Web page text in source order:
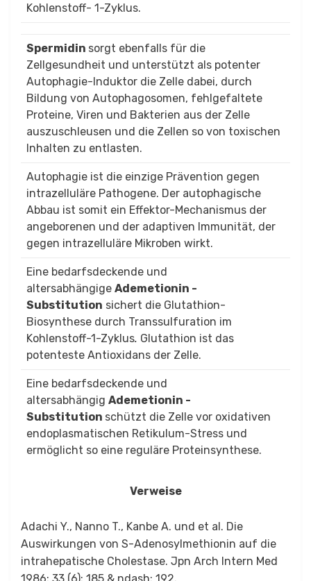
Kohlenstoff- 1-Zyklus.
Spermidin sorgt ebenfalls für die
Zellgesundheit und unterstützt als potenter
Autophagie-Induktor die Zelle dabei, durch
Bildung von Autophagosomen, fehlgefaltete
Proteine, Viren und Bakterien aus der Zelle
auszuschleusen und die Zellen so von toxischen
Inhalten zu entlasten.
Autophagie ist die einzige Prävention gegen
intrazelluläre Pathogene. Der autophagische
Abbau ist somit ein Effektor-Mechanismus der
angeborenen und der adaptiven Immunität, der
gegen intrazelluläre Mikroben wirkt.
Eine bedarfsdeckende und
altersabhängige Ademetionin -
Substitution sichert die Glutathion-
Biosynthese durch Transsulfuration im
Kohlenstoff-1-Zyklus. Glutathion ist das
potenteste Antioxidans der Zelle.
Eine bedarfsdeckende und
altersabhängig Ademetionin -
Substitution schützt die Zelle vor oxidativen
endoplasmatischen Retikulum-Stress und
ermöglicht so eine reguläre Proteinsynthese.
Verweise
Adachi Y., Nanno T., Kanbe A. und et al. Die
Auswirkungen von S-Adenosylmethionin auf die
intrahepatische Cholestase. Jpn Arch Intern Med